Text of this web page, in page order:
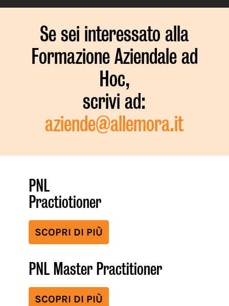
Se sei interessato alla
Formazione Aziendale ad
Hoc,
scrivi ad:
aziende@allemora.it
PNL
Practiotioner
SCOPRI DI PIÙ
PNL Master Practitioner
SCOPRI DI PIÙ